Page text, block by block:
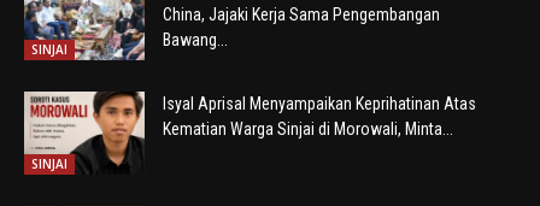
SINJAI
China, Jajaki Kerja Sama Pengembangan
Bawang...
SINJAI
Isyal Aprisal Menyampaikan Keprihatinan Atas
Kematian Warga Sinjai di Morowali, Minta...